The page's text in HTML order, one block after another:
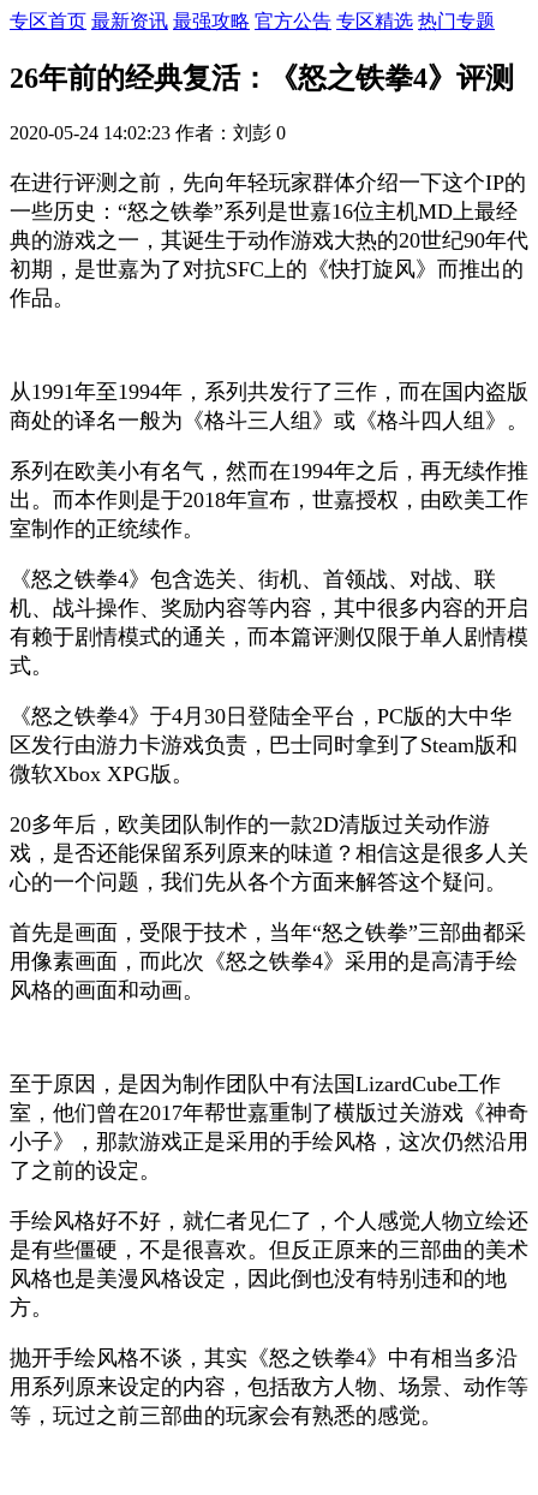
专区首页 最新资讯 最强攻略 官方公告 专区精选 热门专题
26年前的经典复活：《怒之铁拳4》评测
2020-05-24 14:02:23 作者：刘彭 0
在进行评测之前，先向年轻玩家群体介绍一下这个IP的
一些历史：“怒之铁拳”系列是世嘉16位主机MD上最经
典的游戏之一，其诞生于动作游戏大热的20世纪90年代
初期，是世嘉为了对抗SFC上的《快打旋风》而推出的
作品。
从1991年至1994年，系列共发行了三作，而在国内盗版
商处的译名一般为《格斗三人组》或《格斗四人组》。
系列在欧美小有名气，然而在1994年之后，再无续作推
出。而本作则是于2018年宣布，世嘉授权，由欧美工作
室制作的正统续作。
《怒之铁拳4》包含选关、街机、首领战、对战、联
机、战斗操作、奖励内容等内容，其中很多内容的开启
有赖于剧情模式的通关，而本篇评测仅限于单人剧情模
式。
《怒之铁拳4》于4月30日登陆全平台，PC版的大中华
区发行由游力卡游戏负责，巴士同时拿到了Steam版和
微软Xbox XPG版。
20多年后，欧美团队制作的一款2D清版过关动作游
戏，是否还能保留系列原来的味道？相信这是很多人关
心的一个问题，我们先从各个方面来解答这个疑问。
首先是画面，受限于技术，当年“怒之铁拳”三部曲都采
用像素画面，而此次《怒之铁拳4》采用的是高清手绘
风格的画面和动画。
至于原因，是因为制作团队中有法国LizardCube工作
室，他们曾在2017年帮世嘉重制了横版过关游戏《神奇
小子》，那款游戏正是采用的手绘风格，这次仍然沿用
了之前的设定。
手绘风格好不好，就仁者见仁了，个人感觉人物立绘还
是有些僵硬，不是很喜欢。但反正原来的三部曲的美术
风格也是美漫风格设定，因此倒也没有特别违和的地
方。
抛开手绘风格不谈，其实《怒之铁拳4》中有相当多沿
用系列原来设定的内容，包括敌方人物、场景、动作等
等，玩过之前三部曲的玩家会有熟悉的感觉。